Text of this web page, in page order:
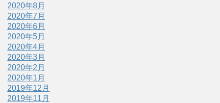
2020年8月
2020年7月
2020年6月
2020年5月
2020年4月
2020年3月
2020年2月
2020年1月
2019年12月
2019年11月